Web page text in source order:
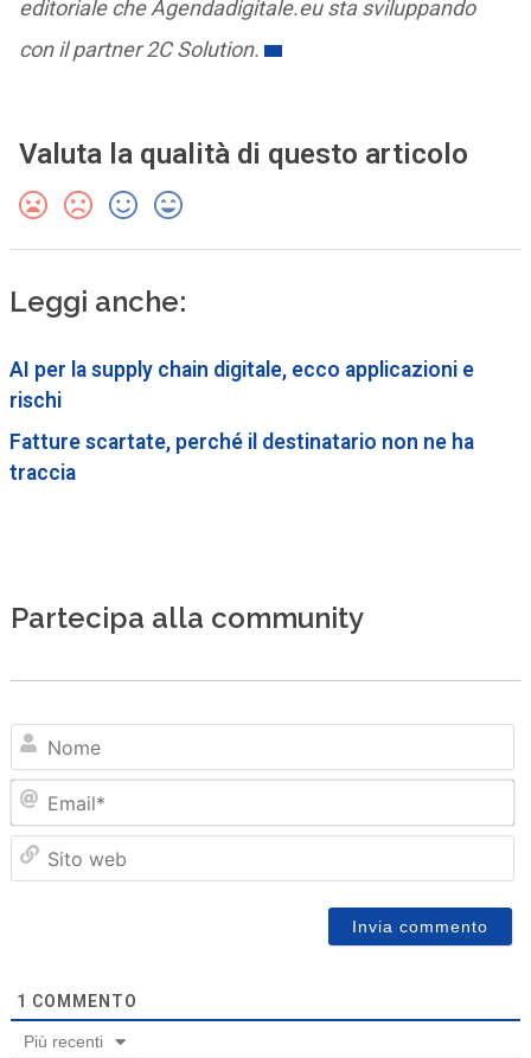
editoriale che Agendadigitale.eu sta sviluppando
con il partner 2C Solution.
Valuta la qualità di questo articolo
Leggi anche:
AI per la supply chain digitale, ecco applicazioni e
rischi
Fatture scartate, perché il destinatario non ne ha
traccia
Partecipa alla community
1 COMMENTO
Più recenti